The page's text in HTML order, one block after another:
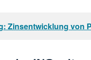
Zinsentwicklung von